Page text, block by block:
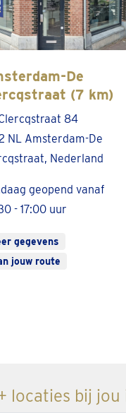
De
(7 km)
84
NL Amsterdam-De
Nederland
geopend vanaf
- 17:00 uur
gegevens
jouw route
locaties bij